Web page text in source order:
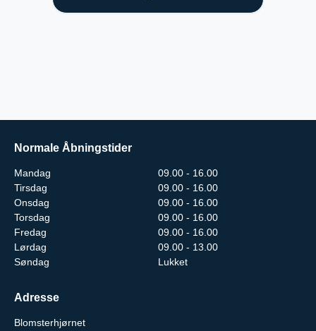
Normale Åbningstider
Mandag
09.00 - 16.00
Tirsdag
09.00 - 16.00
Onsdag
09.00 - 16.00
Torsdag
09.00 - 16.00
Fredag
09.00 - 16.00
Lørdag
09.00 - 13.00
Søndag
Lukket
Adresse
Blomsterhjørnet